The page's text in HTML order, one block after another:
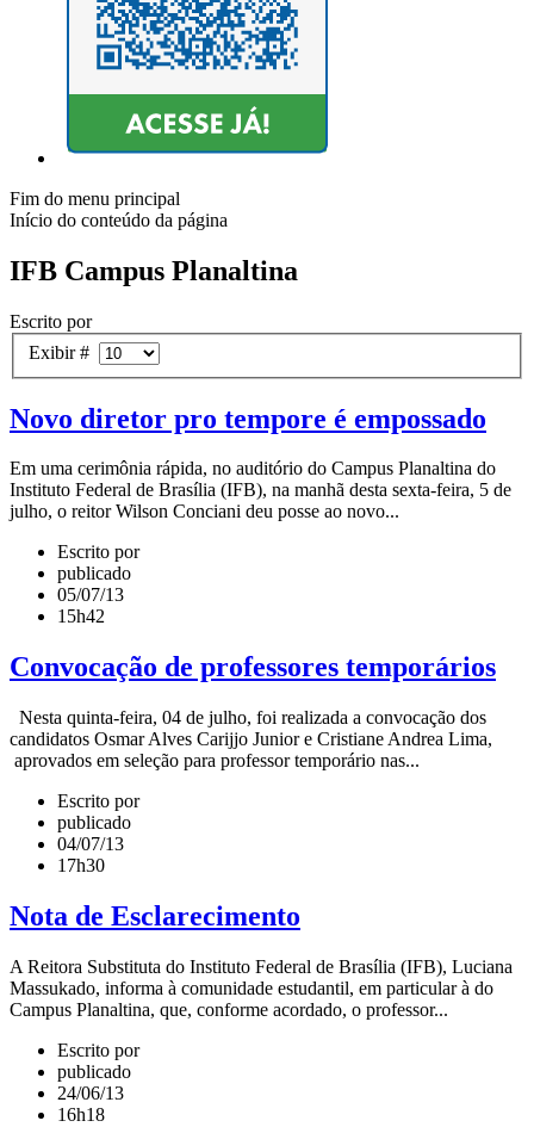
Fim do menu principal
Início do conteúdo da página
IFB Campus Planaltina
Escrito por
Exibir #
Novo diretor pro tempore é empossado
Em uma cerimônia rápida, no auditório do Campus Planaltina do
Instituto Federal de Brasília (IFB), na manhã desta sexta-feira, 5 de
julho, o reitor Wilson Conciani deu posse ao novo...
Escrito por
publicado
05/07/13
15h42
Convocação de professores temporários
Nesta quinta-feira, 04 de julho, foi realizada a convocação dos
candidatos Osmar Alves Carijjo Junior e Cristiane Andrea Lima,
aprovados em seleção para professor temporário nas...
Escrito por
publicado
04/07/13
17h30
Nota de Esclarecimento
A Reitora Substituta do Instituto Federal de Brasília (IFB), Luciana
Massukado, informa à comunidade estudantil, em particular à do
Campus Planaltina, que, conforme acordado, o professor...
Escrito por
publicado
24/06/13
16h18